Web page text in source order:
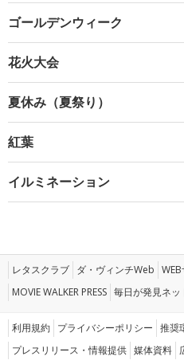
ゴールデンウィーク
花火大会
夏休み（夏祭り）
紅葉
イルミネーション
レタスクラブ ダ・ヴィンチWeb
MOVIE WALKER PRESS 毎日が発見ネッ
利用規約 プライバシーポリシー 推奨
プレスリリース・情報提供 媒体資料